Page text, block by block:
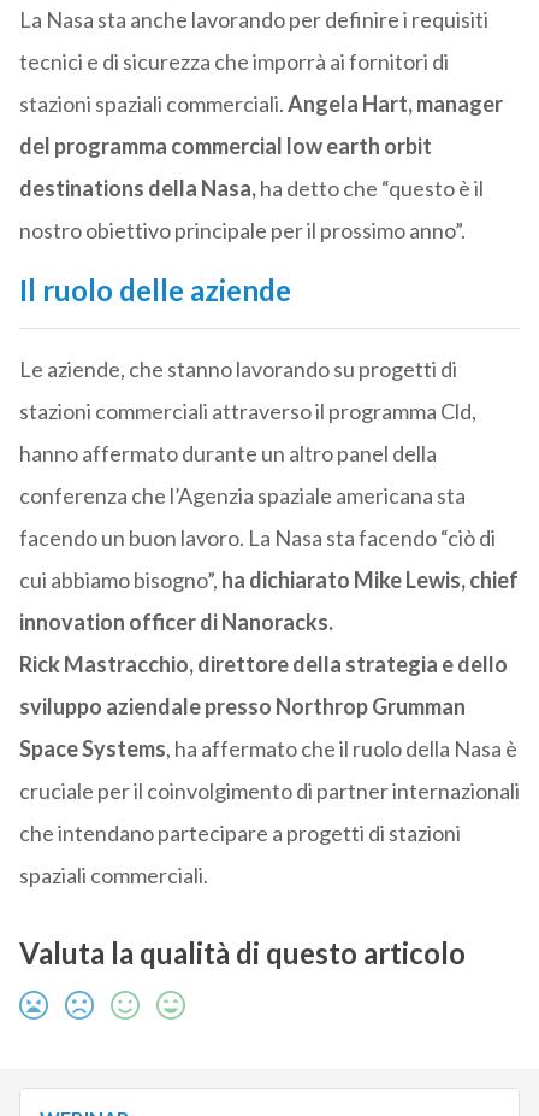
La Nasa sta anche lavorando per definire i requisiti
tecnici e di sicurezza che imporrà ai fornitori di
stazioni spaziali commerciali.Angela Hart, manager
del programma commercial low earth orbit
destinations della Nasa,ha detto che “questo è il
nostro obiettivo principale per il prossimo anno”.
Il ruolo delle aziende
Le aziende, che stanno lavorando su progetti di
stazioni commerciali attraverso il programma Cld,
hanno affermato durante un altro panel della
conferenza che l’Agenzia spaziale americana sta
facendo un buon lavoro. La Nasa sta facendo “ciò di
cui abbiamo bisogno”, ha dichiarato Mike Lewis, chief
innovation officer di Nanoracks.
Rick Mastracchio, direttore della strategia e dello
sviluppo aziendale presso Northrop Grumman
Space Systems, ha affermato che il ruolo della Nasa è
cruciale per il coinvolgimento di partner internazionali
che intendano partecipare a progetti di stazioni
spaziali commerciali.
Valuta la qualità di questo articolo